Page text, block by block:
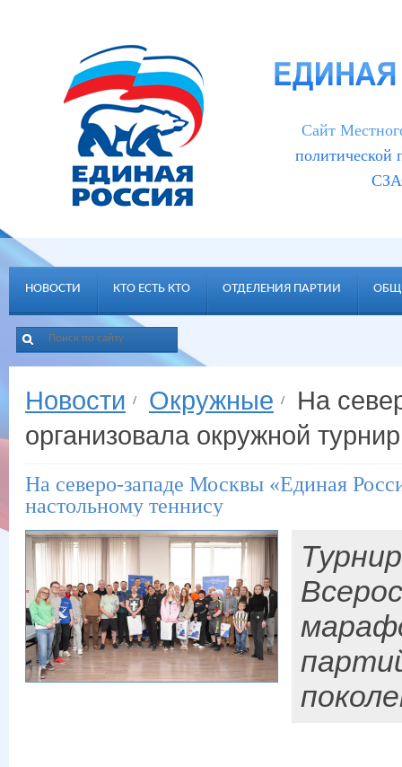
Cайт
НОВОСТИ КТО ЕСТЬ КТО ОТДЕЛЕНИЯ ПАРТИИ
Новости Окружные
На
организовала окружной
На северо-западе Москвы «Единая
настольному теннису